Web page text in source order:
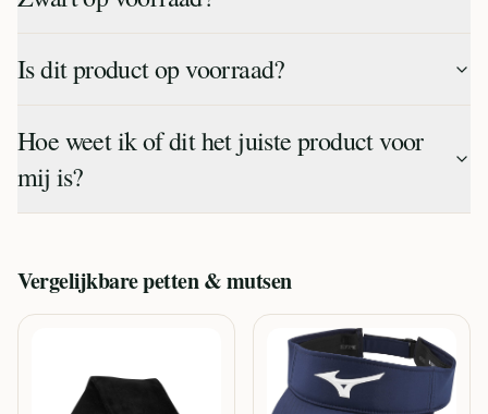
Is dit product op voorraad?
Hoe weet ik of dit het juiste product voor
mij is?
Vergelijkbarepetten & mutsen